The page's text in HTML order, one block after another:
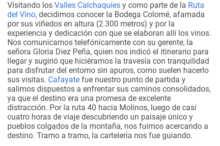
Visitando los Valles Calchaquíes y como parte de la Ruta
del Vino, decidimos conocer la Bodega Colomé, afamada
por sus viñedos en altura (2.300 metros) y por la
experiencia y dedicación con que se elaboran allí los vinos.
Nos comunicamos telefónicamente con su gerente, la
señora Gloria Diez Peña, quien nos indicó el itinerario para
llegar y sugirió que hiciéramos la travesía con tranquilidad
para disfrutar del entorno sin apuros, como suelen hacerlo
sus visitas. Cafayate fue nuestro punto de partida y
salimos dispuestos a enfrentar sus caminos consolidados,
ya que el destino era una promesa de excelente
distracción. Por la ruta 40 hacia Molinos, luego de casi
cuatro horas de viaje descubriendo un paisaje único y
pueblos colgados de la montaña, nos fuimos acercando a
destino. Tramo a tramo, la cartelería nos fue guiando.